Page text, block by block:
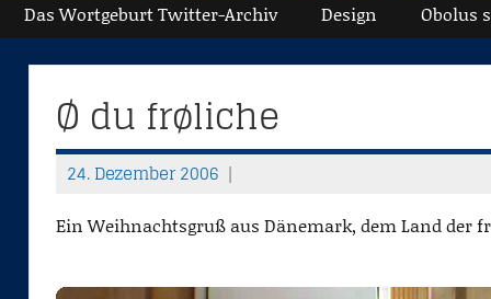
Das Wortgeburt Twitter-Archiv Design Obolus
Ø du frøliche
24. Dezember 2006
T
h
Ein Weihnachtsgruß aus Dänemark, dem Land der